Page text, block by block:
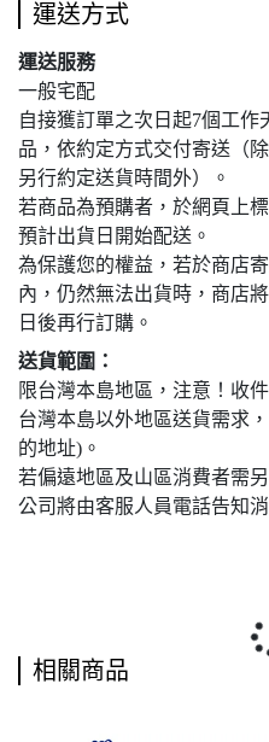
運送方式
運送服務
一般宅配
自接獲訂單之次日起7個工
品，依約定方式交付寄送（
另行約定送貨時間外）。
若商品為預購者，於網頁上
預計出貨日開始配送。
為保護您的權益，若於商店
內，仍然無法出貨時，商店
日後再行訂購。
送貨範圍：
限台灣本島地區，注意！收
台灣本島以外地區送貨需求
的地址)。
若偏遠地區及山區消費者需
公司將由客服人員電話告知
相關商品